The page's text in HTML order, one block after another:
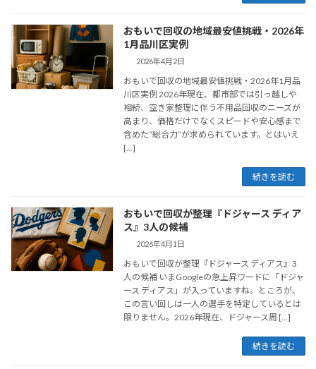
おもいで回収の地域最安値挑戦・2026年
1月品川区実例
2026年4月2日
おもいで回収の地域最安値挑戦・2026年1月品
川区実例 2026年現在、都市部では引っ越しや
相続、空き家整理に伴う不用品回収のニーズが
高まり、価格だけでなくスピードや安心感まで
含めた“総合力”が求められています。とはいえ
[…]
続きを読む
おもいで回収が整理『ドジャース ディア
ス』3人の候補
2026年4月1日
おもいで回収が整理『ドジャース ディアス』3
人の候補 いまGoogleの急上昇ワードに「ドジャ
ース ディアス」が入っていますね。ところが、
この言い回しは一人の選手を特定しているとは
限りません。2026年現在、ドジャース周 […]
続きを読む